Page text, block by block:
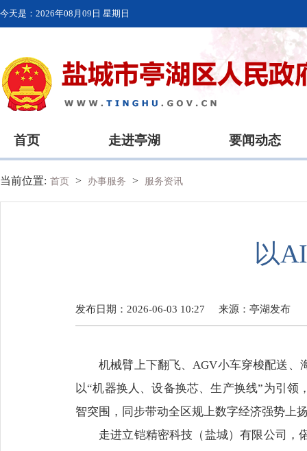
今天是： 2026年08月09日 星期日
首页 走进亭湖 要闻动态
当前位置: 首页 > 办事服务 > 服务资讯
以
发布日期：2026-06-03 10:27 来源： 亭湖发布
机械臂上下翻飞、AGV小车穿梭配送
以“机器换人、设备换芯、生产换线”为引
智突围，同步带动全区规上数字经济强势上
走进立铠精密科技（盐城）有限公司，